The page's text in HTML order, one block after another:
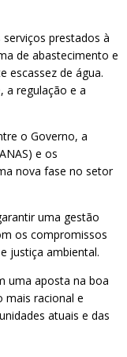
prestados à
de abastecimento e
escassez de água.
a regulação e a
o Governo, a
e os
nova fase no setor
uma gestão
os compromissos
justiça ambiental.
uma aposta na boa
mais racional e
atuais e das